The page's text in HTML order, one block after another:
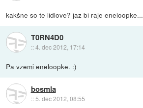
kakšne so te lidlove? jaz bi raje eneloopke...
T0RN4D0
::4. dec 2012, 17:14
Pa vzemi eneloopke. :)
bosmla
::5. dec 2012, 08:55